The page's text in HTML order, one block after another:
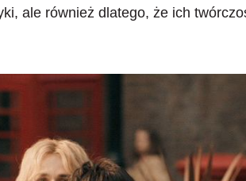
ale również dlatego, że ich